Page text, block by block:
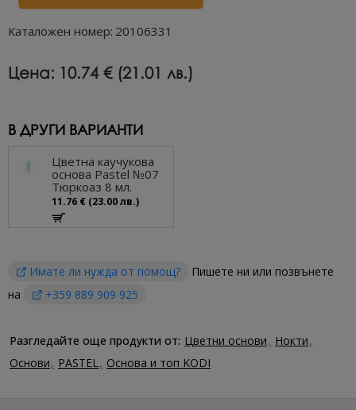
Каталожен номер: 20106331
Цена: 10.74 € (21.01 лв.)
В ДРУГИ ВАРИАНТИ
Цветна каучукова
основа Pastel №07
Тюркоаз 8 мл.
11.76 € (23.00 лв.)
Имате ли нужда от помощ?
Пишете ни или позвънете
на
+359 889 909 925
Разгледайте още продукти от: Цветни основи
Нокти
Основи
PASTEL Основа и топ KODI